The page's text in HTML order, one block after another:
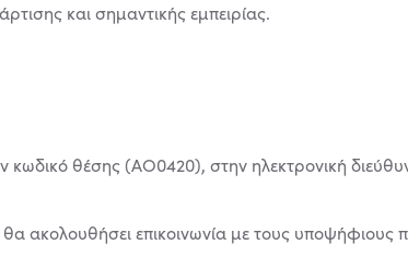
και σημαντικής εμπειρίας.
θέσης (AO0420), στην ηλεκτρονική
ακολουθήσει επικοινωνία με τους υποψήφιους